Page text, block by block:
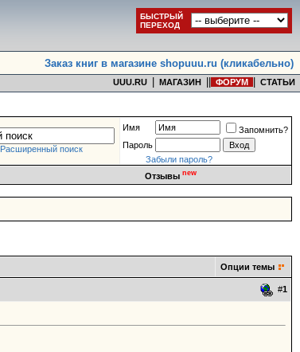
БЫСТРЫЙ
ПЕРЕХОД
Заказ книг в магазине shopuuu.ru (кликабельно)
UUU.RU МАГАЗИН ФОРУМ СТАТЬИ
Расширенный поиск
Имя
Запомнить?
Пароль
Забыли пароль?
Отзывы new
Опции темы
#1